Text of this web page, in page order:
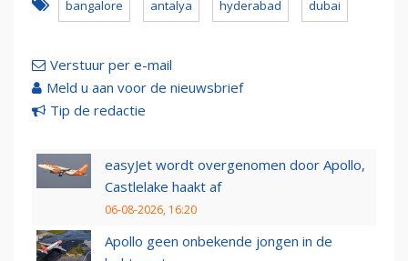
bangalore antalya hyderabad dubai
Verstuur per e-mail
Meld u aan voor de nieuwsbrief
Tip de redactie
easyJet wordt overgenomen door Apollo,
Castlelake haakt af
06-08-2026, 16:20
Apollo geen onbekende jongen in de